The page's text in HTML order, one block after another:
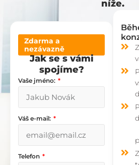
níže.
Zdarma a
nezávazně
Jak se s vámi
spojíme?
Vaše jméno:
Váš e-mail:
Telefon